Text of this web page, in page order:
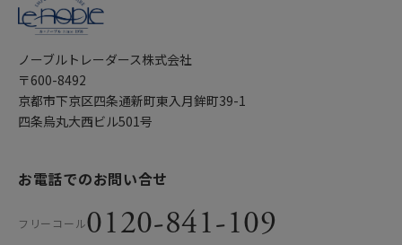
ノーブルトレーダース株式会社
〒600-8492
京都市下京区四条通新町東入月鉾町39-1
四条烏丸大西ビル501号
お電話でのお問い合せ
フリーコール0120-841-109